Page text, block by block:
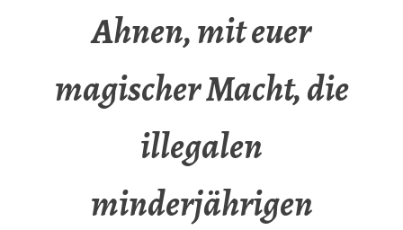
Ahnen, mit euer
magischer Macht, die
illegalen
minderjährigen